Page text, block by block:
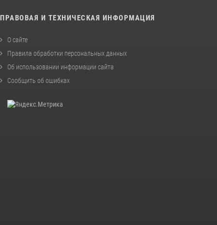
ПРАВОВАЯ И ТЕХНИЧЕСКАЯ ИНФОРМАЦИЯ
О сайте
Правила обработки персональных данных
Об использовании информации сайта
Сообщить об ошибках